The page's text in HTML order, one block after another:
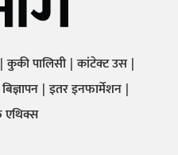
कुकी पालिसी कांटेक्ट उस
इतर इनफार्मेशन